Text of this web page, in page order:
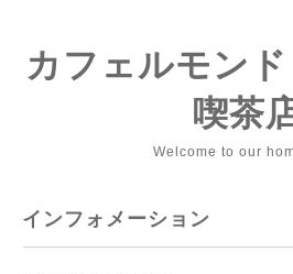
カフェルモン
喫茶
Welcome to our
インフォメーション